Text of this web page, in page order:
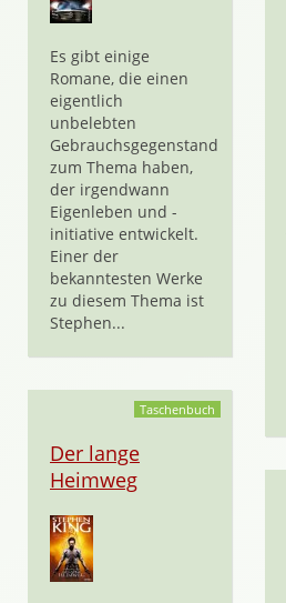
Es gibt einige
Romane, die einen
eigentlich
unbelebten
Gebrauchsgegenstand
zum Thema haben,
der irgendwann
Eigenleben und -
initiative entwickelt.
Einer der
bekanntesten Werke
zu diesem Thema ist
Stephen...
Taschenbuch
Der lange
Heimweg